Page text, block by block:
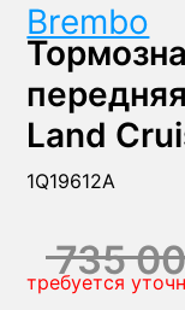
Brembo
Land
1Q19612A
735
требуется